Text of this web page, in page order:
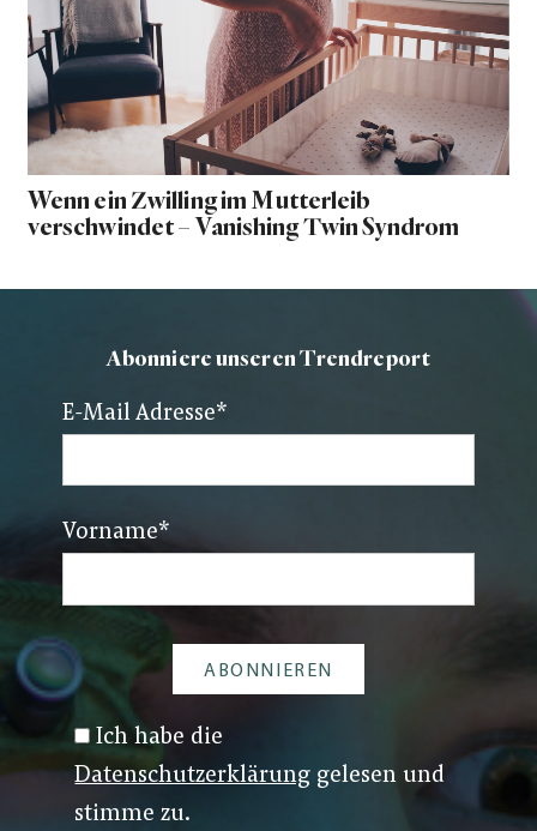
Wenn ein Zwilling im Mutterleib
verschwindet – Vanishing Twin Syndrom
Abonniere unseren Trendreport
E-Mail Adresse*
Vorname*
Ich habe die
Datenschutzerklärung gelesen und
stimme zu.